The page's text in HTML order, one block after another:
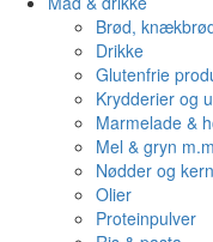
Brød,
Drikke
Glutenfrie
Krydderier og
Marmelade &
Mel & gryn m.m
Nødder og
Olier
Proteinpulver